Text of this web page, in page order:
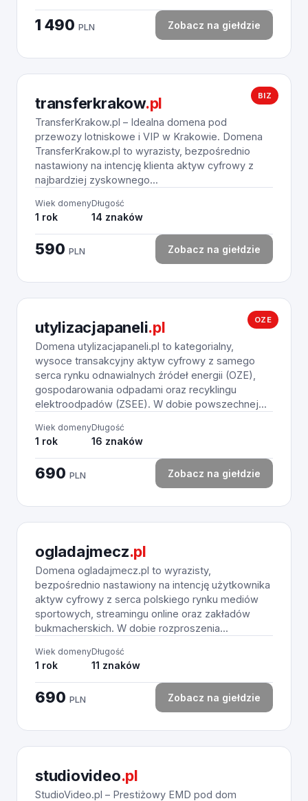
1 490 PLN Zobacz na giełdzie
BIZ
transferkrakow.pl
TransferKrakow.pl – Idealna domena pod
przewozy lotniskowe i VIP w Krakowie. Domena
TransferKrakow.pl to wyrazisty, bezpośrednio
nastawiony na intencję klienta aktyw cyfrowy z
najbardziej zyskownego...
Wiek domeny
1 rok
Długość
14 znaków
590 PLN Zobacz na giełdzie
OZE
utylizacjapaneli.pl
Domena utylizacjapaneli.pl to kategorialny,
wysoce transakcyjny aktyw cyfrowy z samego
serca rynku odnawialnych źródeł energii (OZE),
gospodarowania odpadami oraz recyklingu
elektroodpadów (ZSEE). W dobie powszechnej...
Wiek domeny
1 rok
Długość
16 znaków
690 PLN Zobacz na giełdzie
ogladajmecz.pl
Domena ogladajmecz.pl to wyrazisty,
bezpośrednio nastawiony na intencję użytkownika
aktyw cyfrowy z serca polskiego rynku mediów
sportowych, streamingu online oraz zakładów
bukmacherskich. W dobie rozproszenia...
Wiek domeny
1 rok
Długość
11 znaków
690 PLN Zobacz na giełdzie
studiovideo.pl
StudioVideo.pl – Prestiżowy EMD pod dom